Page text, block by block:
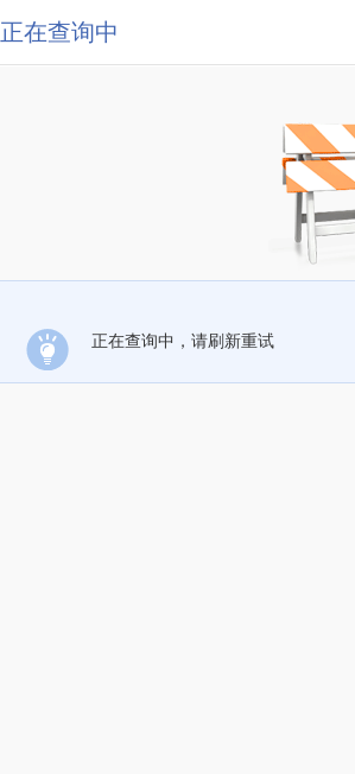
正在查询中
正在查询中，请刷新重试